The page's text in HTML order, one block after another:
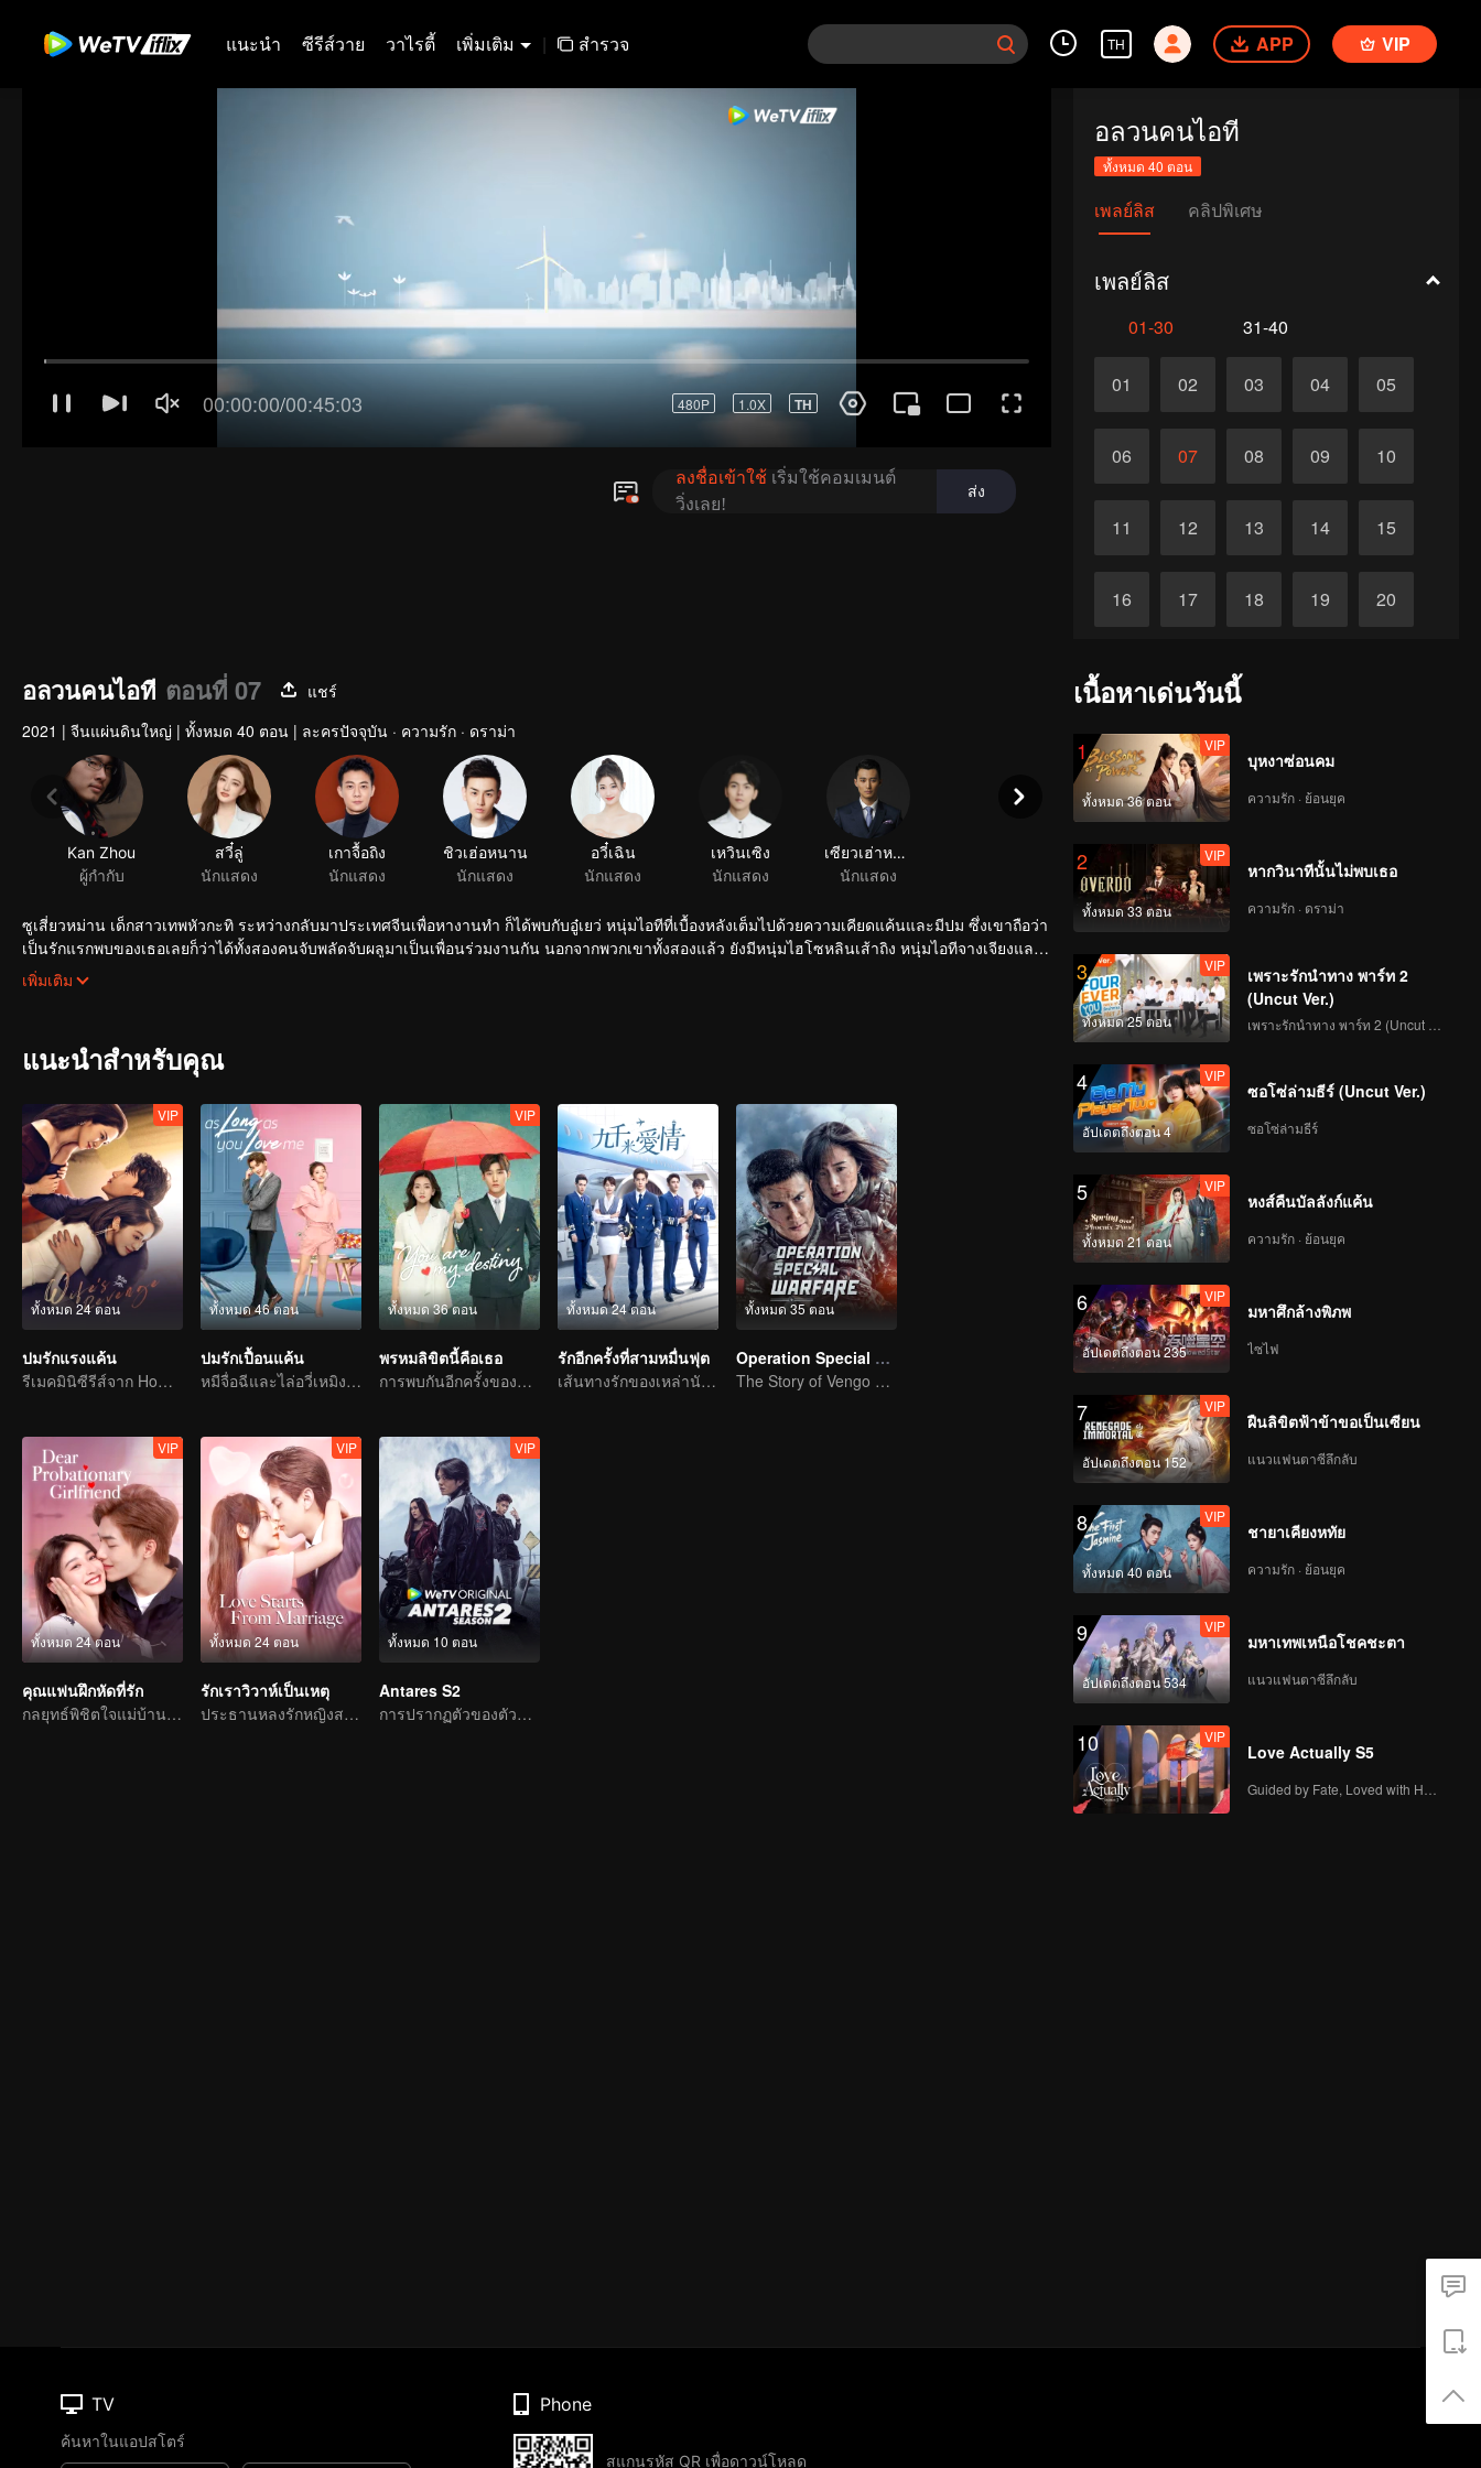
แนะนำ ซีรีส์วาย วาไรตี้ เพิ่มเติม | สำรวจ TH APP VIP
อลวนคนไอที
ทั้งหมด 40 ตอน
เพลย์ลิส คลิปพิเศษ
เพลย์ลิส
01-30 31-40
01 02 03 04 05
06 07 08 09 10
11 12 13 14 15
16 17 18 19 20
26 27
อลวนคนไอที ตอนที่ 07
แชร์
2021 | จีนแผ่นดินใหญ่ | ทั้งหมด 40 ตอน | ละครปัจจุบัน · ความรัก · ดราม่า
Kan Zhou
ผู้กำกับ
สวี๋ลู่
นักแสดง
ซูเสี่ยวหม่าน เด็กสาวเทพหัวกะทิ ระหว่างกลับมาประเทศจีนเพื่อหางานทำ ก็ได้พบกับอู๋เยว่ หนุ่มไอทีที่เบื้องหลังเต็มไปด้วยความเคียดแค้นและมีปม ซึ่งเขาถือว่า
เป็นรักแรกพบของเธอเลยก็ว่าได้ทั้งสองคนจับพลัดจับผลูมาเป็นเพื่อนร่วมงานกัน นอกจากพวกเขาทั้งสองแล้ว ยังมีหนุ่มไฮโซหลินเส้าถิง หนุ่มไอทีจางเจียงและ
คนอื่น ๆ เป็นเพื่อนร่วมงานเขาอีกเรื่องราวชีวิตในสายงานนี้ของพวกเขาจะดำเนินไปในทิศทางไหน โปรดรอติดตามชม...
เพิ่มเติม
แนะนำสำหรับคุณ
ทั้งหมด 24 ตอน
VIP
ปมรักแรงแค้น
รีเมคมินิซีรีส์จาก Home Temptation
ทั้งหมด 46 ตอน
ปมรักเปื้อนแค้น
หมีจื่อฉีและไล่อวี่เหมิง รักหวานของเพื่อนวัยเด็ก
ทั้งหมด 36 ตอน
VIP
พรหมลิขิตนี้คือเธอ
การพบกันอีกครั้งของสิงเจาหลินและเหลียงเจี๋ย
ทั้งหมด 24 ตอน
รักอีกครั้งที่สามหมื่นฟุต
เส้นทางรักของเหล่านักบินหนุ่ม
ทั้งหมด 35 ตอน
Operation Special Warfare
The Story of Vengo and Hu Bingqing in the Army
ทั้งหมด 24 ตอน
VIP
คุณแฟนฝึกหัดที่รัก
กลยุทธ์พิชิตใจแม่บ้านสาวผู้มีใจรักในการทำอาหารของประธานหนุ่มสุดเผด็จการ
ทั้งหมด 24 ตอน
VIP
รักเราวิวาห์เป็นเหตุ
ประธานหลงรักหญิงสาวที่มาแต่งงานแทน
ทั้งหมด 10 ตอน
VIP
Antares S2
การปรากฏตัวของตัวละครใหม่ที่สร้างความวุ่นวาย
เนื้อหาเด่นวันนี้
1
ทั้งหมด 36 ตอน
VIP
บุหงาซ่อนคม
ความรัก · ย้อนยุค
2
ทั้งหมด 33 ตอน
VIP
หากวินาทีนั้นไม่พบเธอ
ความรัก · ดราม่า
3
ทั้งหมด 25 ตอน
VIP
เพราะรักนำทาง พาร์ท 2
(Uncut Ver.)
4
อัปเดตถึงตอน 4
VIP
ซอโซ่ล่ามธีร์ (Uncut Ver.)
ซอโซ่ล่ามธีร์
5
ทั้งหมด 21 ตอน
VIP
หงส์คืนบัลลังก์แค้น
ความรัก · ย้อนยุค
6
อัปเดตถึงตอน 235
VIP
มหาศึกล้างพิภพ
ไซไฟ
7
อัปเดตถึงตอน 152
VIP
ฝืนลิขิตฟ้าข้าขอเป็นเซียน
แนวแฟนตาซีลึกลับ
8
ทั้งหมด 40 ตอน
VIP
ชายาเคียงหทัย
ความรัก · ย้อนยุค
9
อัปเดตถึงตอน 534
VIP
มหาเทพเหนือโชคชะตา
แนวแฟนตาซีลึกลับ
10 VIP
Love Actually S5
TV
ค้นหาในแอปสโตร์
Phone
สแกนรหัส QR เพื่อดาวน์โหลด